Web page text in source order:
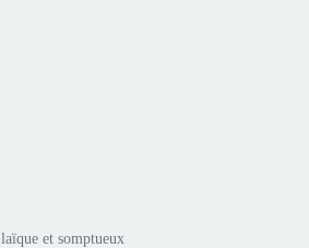
et somptueux